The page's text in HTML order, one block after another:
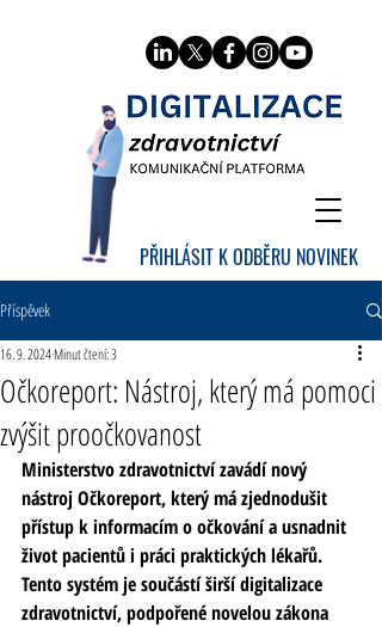
PŘIHLÁSIT K ODBĚRU NOVINEK
Příspěvek
Očkoreport: Nástroj, který má pomoci
zvýšit proočkovanost
16. 9. 2024Minut čtení: 3
Ministerstvo zdravotnictví zavádí nový
nástroj Očkoreport, který má zjednodušit
přístup k informacím o očkování a usnadnit
život pacientů i práci praktických lékařů.
Tento systém je součástí širší digitalizace
zdravotnictví, podpořené novelou zákona